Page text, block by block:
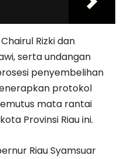
Rizki dan
serta undangan
penyembelihan
protokol
mata rantai
Provinsi Riau ini.
Riau Syamsuar